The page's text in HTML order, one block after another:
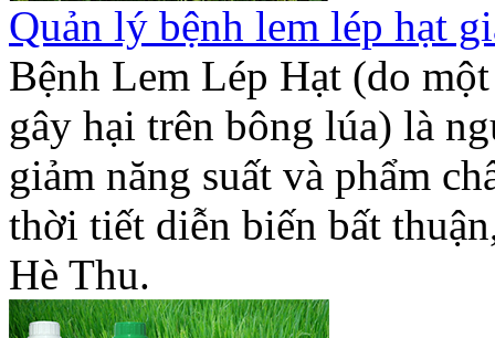
Quản lý bệnh lem lép hạt
Bệnh Lem Lép Hạt (do
gây hại trên bông lúa) là
giảm năng suất và phẩm
thời tiết diễn biến bất
Hè Thu.